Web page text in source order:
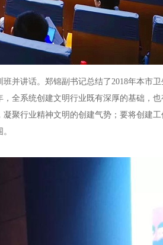
并讲话。郑锦副书记总结了2018年本市
全系统创建文明行业既有深厚的基础，
聚行业精神文明的创建气势；要将创建